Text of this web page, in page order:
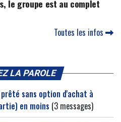
le groupe est au complet
Toutes les infos
LA PAROLE
prêté sans option d'achat à
en moins (3 messages)